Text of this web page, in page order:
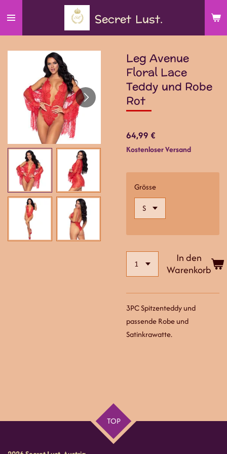
springen
Secret Lust.
Leg Avenue
Floral Lace
Teddy und Robe
Rot
64,99 €
Kostenloser Versand
Grösse
In den
Warenkorb
3PC Spitzenteddy und
passende Robe und
Satinkrawatte.
TOP